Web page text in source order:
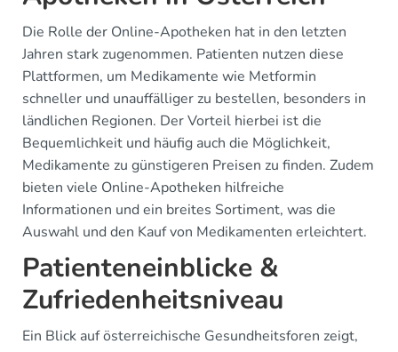
Die Rolle der Online-Apotheken hat in den letzten
Jahren stark zugenommen. Patienten nutzen diese
Plattformen, um Medikamente wie Metformin
schneller und unauffälliger zu bestellen, besonders in
ländlichen Regionen. Der Vorteil hierbei ist die
Bequemlichkeit und häufig auch die Möglichkeit,
Medikamente zu günstigeren Preisen zu finden. Zudem
bieten viele Online-Apotheken hilfreiche
Informationen und ein breites Sortiment, was die
Auswahl und den Kauf von Medikamenten erleichtert.
Patienteneinblicke &
Zufriedenheitsniveau
Ein Blick auf österreichische Gesundheitsforen zeigt,